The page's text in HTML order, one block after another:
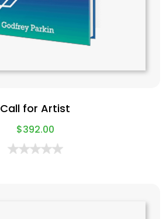
Call for Artist
$392.00